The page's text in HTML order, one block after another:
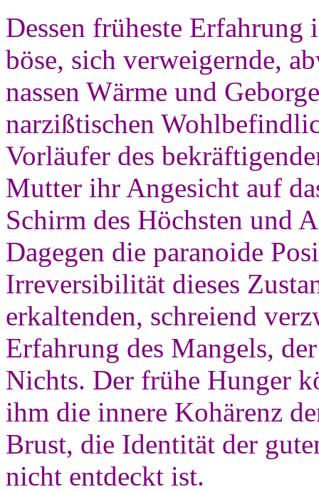
Dessen früheste
böse, sich verweigernde,
nassen Wärme und
narzißtischen
Vorläufer des
Mutter ihr Angesicht auf
Schirm des Höchsten und
Dagegen die paranoide
Irreversibilität dieses
erkaltenden, schreiend
Erfahrung des Mangels,
Nichts. Der frühe Hunger
ihm die innere Kohärenz
Brust, die Identität der
nicht entdeckt ist.